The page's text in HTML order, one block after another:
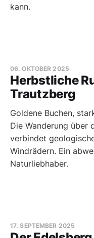
kann.
Herbstliche
Trautzberg
06. OKTOBER 2025
Goldene Buchen,
Die Wanderung über
verbindet
Windrädern. Ein
Naturliebhaber.
17. SEPTEMBER 2025